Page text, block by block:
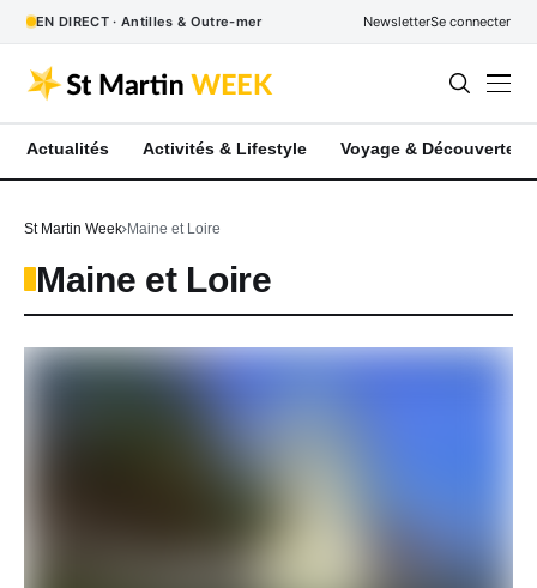
EN DIRECT · Antilles & Outre-mer NewsletterSe connecter
Actualités Activités & Lifestyle Voyage & Découverte
St Martin Week Maine et Loire
Maine et Loire